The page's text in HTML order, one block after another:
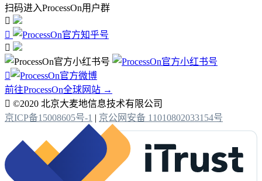
扫码进入ProcessOn用户群




前往ProcessOn全球网站 →
 ©2020 北京大麦地信息技术有限公司
京ICP备15008605号-1 | 京公网安备 11010802033154号